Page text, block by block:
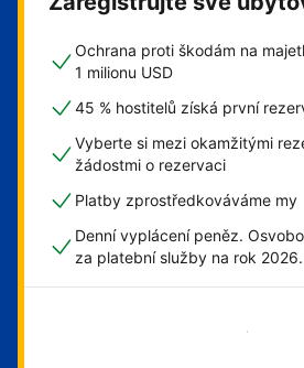
Ochrana proti škodám na
1 milionu USD
45 % hostitelů získá první
Vyberte si mezi okamžitými
žádostmi o rezervaci
Platby zprostředkováváme my
Denní vyplácení peněz.
za platební služby na rok 2026.
Začít hned